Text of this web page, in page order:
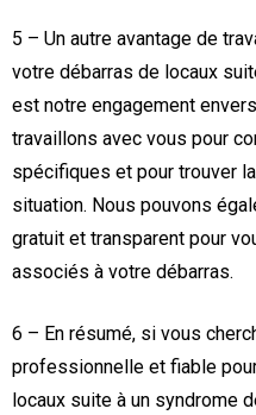
5 – Un autre avantage de
votre débarras de locaux
est notre engagement
travaillons avec vous pour
spécifiques et pour trouver
situation. Nous pouvons
gratuit et transparent pour
associés à votre débarras.
6 – En résumé, si vous
professionnelle et fiable
locaux suite à un syndrome